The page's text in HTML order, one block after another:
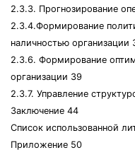
2.3.3. Прогнозирование
2.3.4.Формирование
наличностью организации
2.3.6. Формирование
организации 39
2.3.7. Управление
Заключение 44
Список использованной
Приложение 50